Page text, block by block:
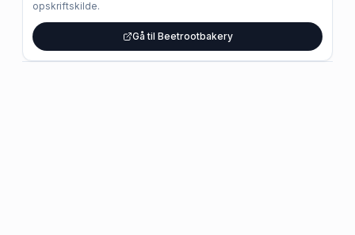
opskriftskilde.
Gå til Beetrootbakery